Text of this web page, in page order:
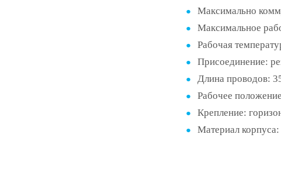
Максимально
Максимальное
Рабочая
Присоединение:
Длина проводов:
Рабочее
Крепление:
Материал